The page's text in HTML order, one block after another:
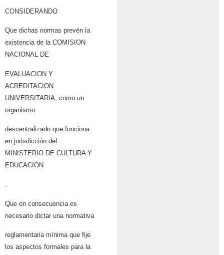
CONSIDERANDO
Que dichas normas prevén la
existencia de la COMISION
NACIONAL DE
EVALUACION Y
ACREDITACION
UNIVERSITARIA, como un
organismo
descentralizado que funciona
en jurisdicción del
MINISTERIO DE CULTURA Y
EDUCACION
Que en consecuencia es
necesario dictar una normativa
reglamentaria mínima que fije
los aspectos formales para la